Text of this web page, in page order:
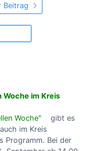
Beitrag
im Kreis
Woche"
gibt es
im Kreis
Programm. Bei der